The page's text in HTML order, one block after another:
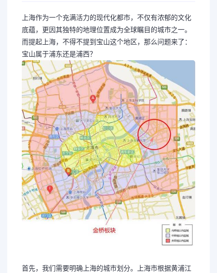
上海作为一个充满活力的现代化都市，不仅有浓郁的文化
底蕴，更因其独特的地理位置成为全球瞩目的城市之一。
而提起上海，不得不提到宝山这个地区，那么问题来了：
宝山属于浦东还是浦西？
首先，我们需要明确上海的城市划分。上海市根据黄浦江